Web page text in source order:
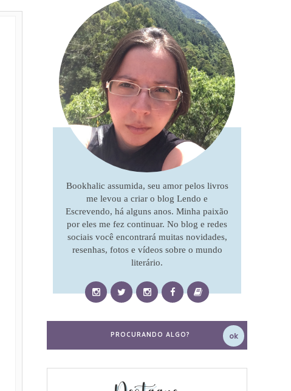
Bookhalic assumida, seu amor pelos livros
me levou a criar o blog Lendo e
Escrevendo, há alguns anos. Minha paixão
por eles me fez continuar. No blog e redes
sociais você encontrará muitas novidades,
resenhas, fotos e vídeos sobre o mundo
literário.